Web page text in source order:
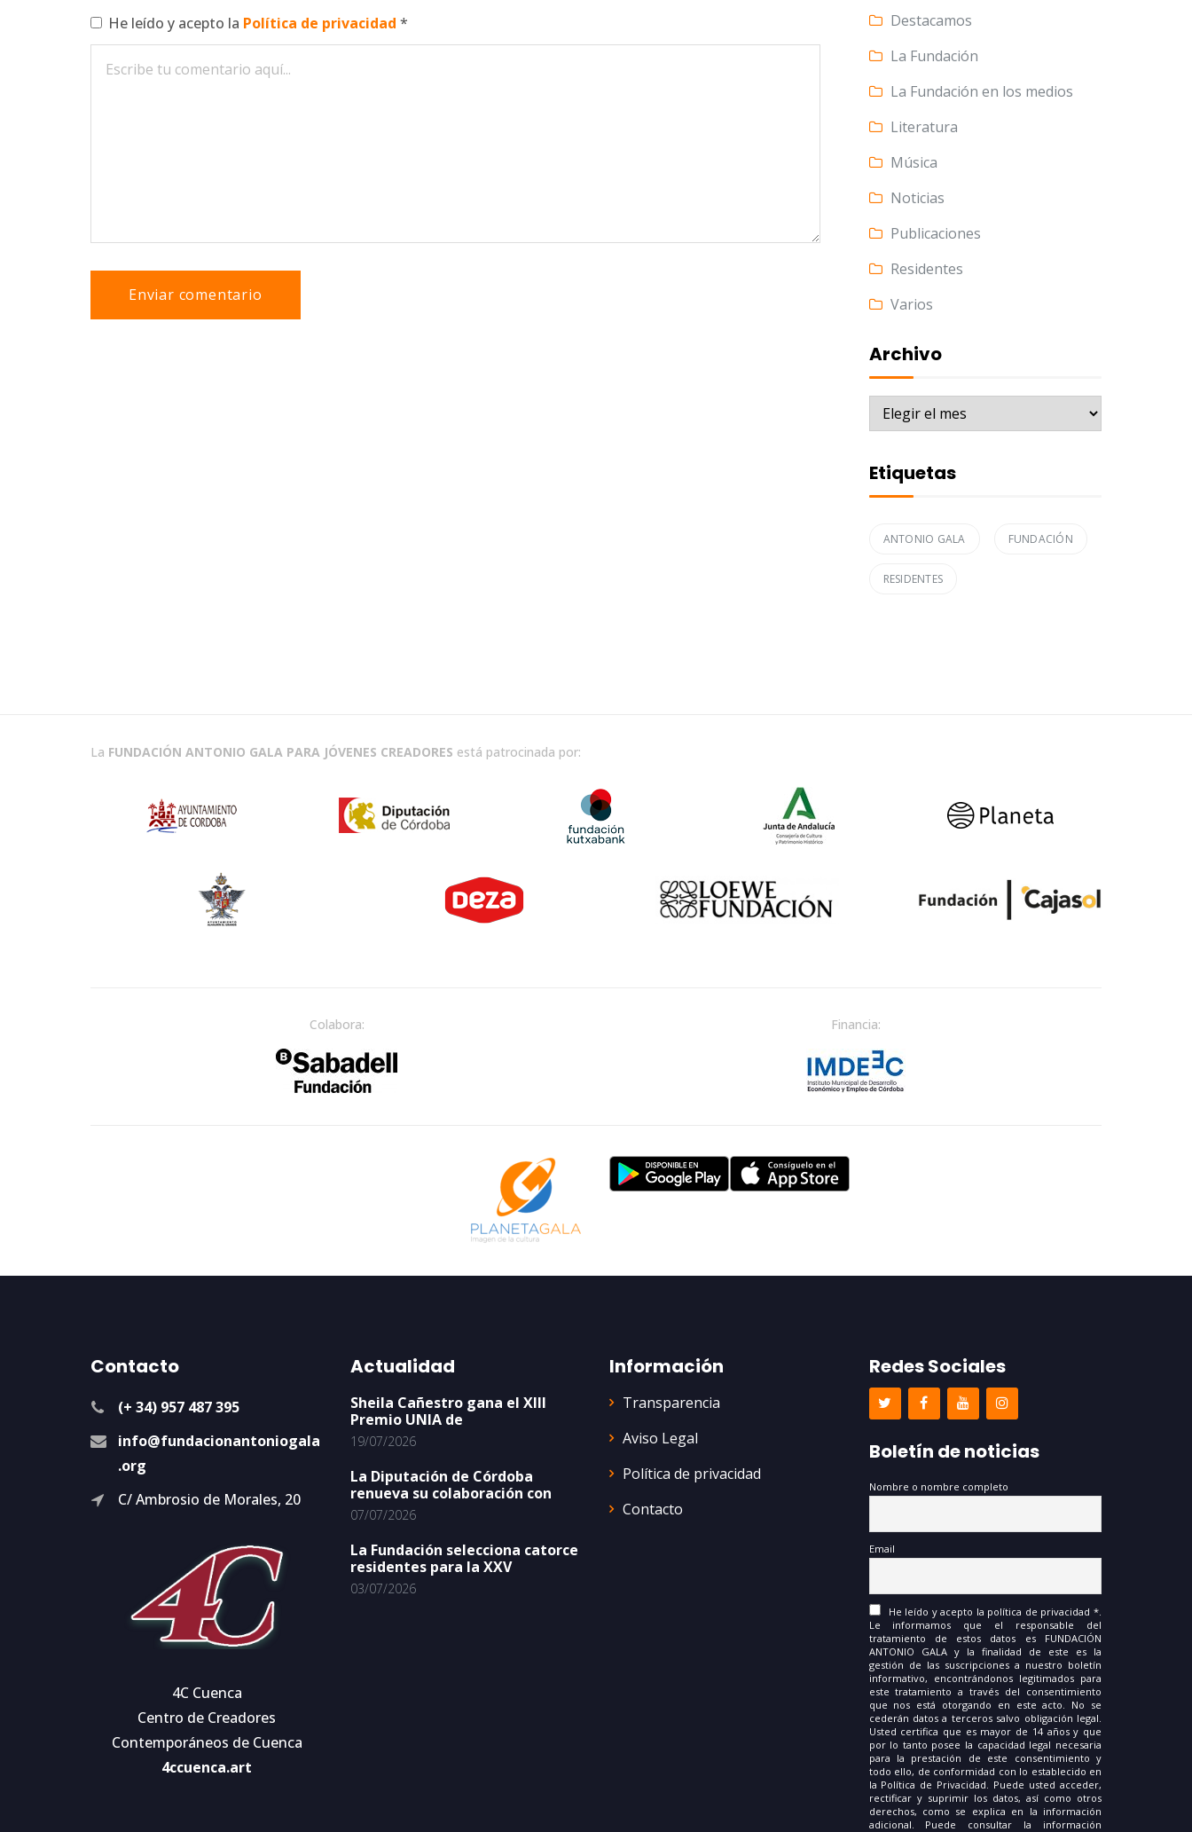
He leído y acepto la Política de privacidad *
Destacamos
La Fundación
La Fundación en los medios
Literatura
Música
Noticias
Publicaciones
Residentes
Varios
Archivo
Archivo
Etiquetas
ANTONIO GALA FUNDACIÓN
RESIDENTES
La FUNDACIÓN ANTONIO GALA PARA JÓVENES CREADORES está patrocinada por:
Colabora: Financia:
Contacto
(+ 34) 957 487 395
info@fundacionantoniogala
.org
C/ Ambrosio de Morales, 20
4C Cuenca
Centro de Creadores
Contemporáneos de Cuenca
4ccuenca.art
Actualidad
Sheila Cañestro gana el XIII
Premio UNIA de
19/07/2026
La Diputación de Córdoba
renueva su colaboración con
07/07/2026
La Fundación selecciona catorce
residentes para la XXV
03/07/2026
Información
Transparencia
Aviso Legal
Política de privacidad
Contacto
Redes Sociales
Boletín de noticias
Nombre o nombre completo
Email
He leído y acepto la política de privacidad *.
Le informamos que el responsable del
tratamiento de estos datos es FUNDACIÓN
ANTONIO GALA y la finalidad de este es la
gestión de las suscripciones a nuestro boletín
informativo, encontrándonos legitimados para
este tratamiento a través del consentimiento
que nos está otorgando en este acto. No se
cederán datos a terceros salvo obligación legal.
Usted certifica que es mayor de 14 años y que
por lo tanto posee la capacidad legal necesaria
para la prestación de este consentimiento y
todo ello, de conformidad con lo establecido en
la Política de Privacidad. Puede usted acceder,
rectificar y suprimir los datos, así como otros
derechos, como se explica en la información
adicional. Puede consultar la información